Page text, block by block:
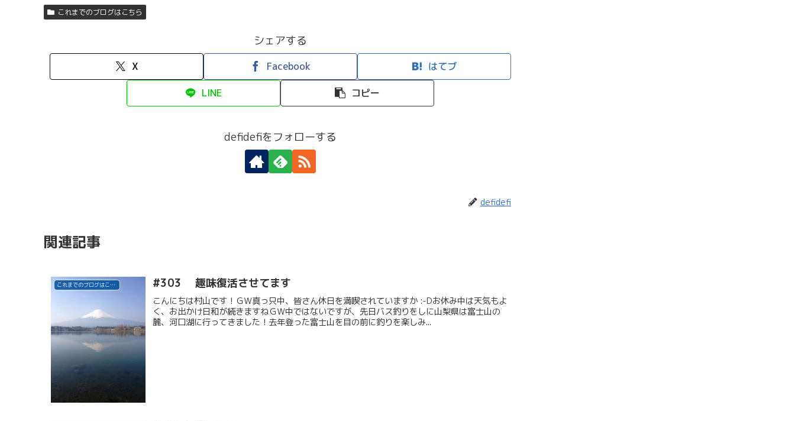
これまでのブログはこちら
シェアする
X Facebook はてブ
LINE コピー
defidefiをフォローする
defidefi
関連記事
これまでのブログはこちら #303 趣味復活させてます
こんにちは村山です！ＧＷ真っ只中、皆さん休日を満喫されていますか :-Dお休み中は天気もよ
く、お出かけ日和が続きますねＧＷ中ではないですが、先日バス釣りをしに山梨県は富士山の
麓、河口湖に行ってきました！去年登った富士山を目の前に釣りを楽しみ...